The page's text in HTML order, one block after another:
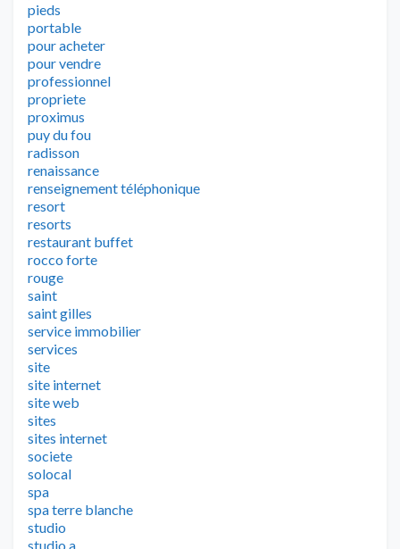
pieds
portable
pour acheter
pour vendre
professionnel
propriete
proximus
puy du fou
radisson
renaissance
renseignement téléphonique
resort
resorts
restaurant buffet
rocco forte
rouge
saint
saint gilles
service immobilier
services
site
site internet
site web
sites
sites internet
societe
solocal
spa
spa terre blanche
studio
studio a